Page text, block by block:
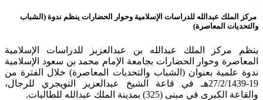
مركز الملك عبدالله للدراسات الإسلامية وحوار الحضارات ينظم ندوة (الشباب
والتحديات المعاصرة)
ينظم مركز الملك عبدالله بن عبدالعزيز للدراسات الإسلامية
المعاصرة وحوار الحضارات بجامعة الإمام محمد بن سعود الإسلامية
ندوة علمية بعنوان (الشباب والتحديات المعاصرة) خلال الفترة من
19-27/2/1439هـ في قاعة الشيخ عبدالعزيز التويجري للرجال،
والقاعة الكبرى في مبنى (325) بمدينة الملك عبدالله للطالبات.